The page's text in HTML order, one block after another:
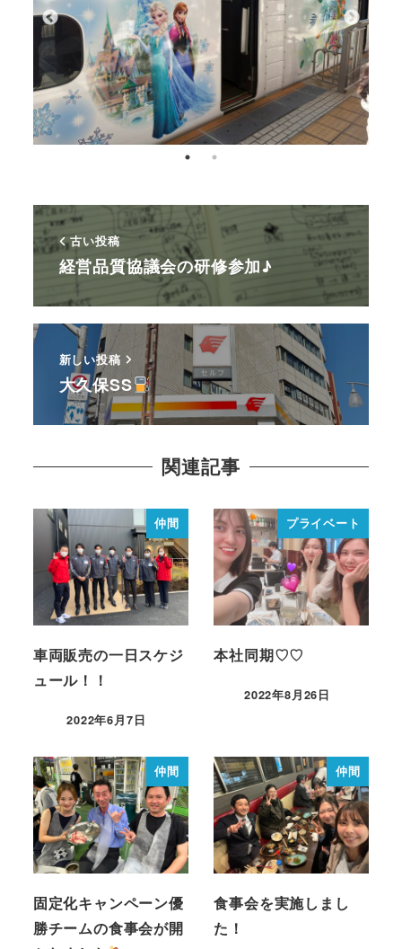
古い投稿
経営品質協議会の研修参加♪
新しい投稿
大久保SS
関連記事
仲間
車両販売の一日スケジ
ュール！！
2022年6月7日
プライベート
本社同期♡♡
2022年8月26日
仲間
固定化キャンペーン優
勝チームの食事会が開
仲間
食事会を実施しまし
た！